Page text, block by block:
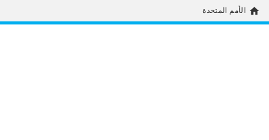
home الأمم المتحدة